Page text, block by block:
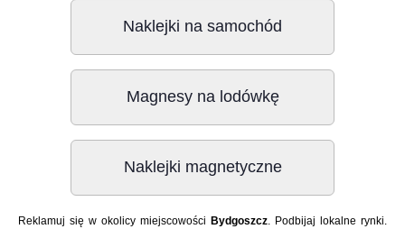
Naklejki na samochód
Magnesy na lodówkę
Naklejki magnetyczne
Reklamuj się w okolicy miejscowości Bydgoszcz. Podbijaj lokalne rynki.